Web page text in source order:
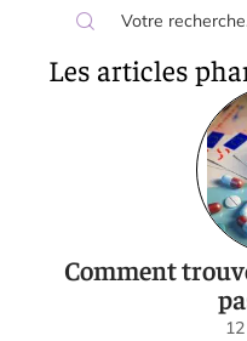
Les articles
Comment